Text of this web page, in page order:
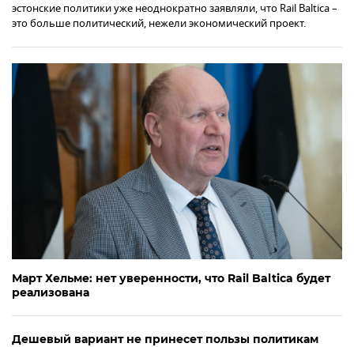
эстонские политики уже неоднократно заявляли, что Rail Baltica –
это больше политический, нежели экономический проект.
Март Хельме: нет уверенности, что Rail Baltica будет
реализована
Дешевый вариант не принесет пользы политикам